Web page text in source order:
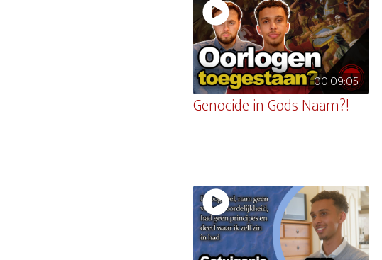
00:09:05
Genocide in Gods Naam?!